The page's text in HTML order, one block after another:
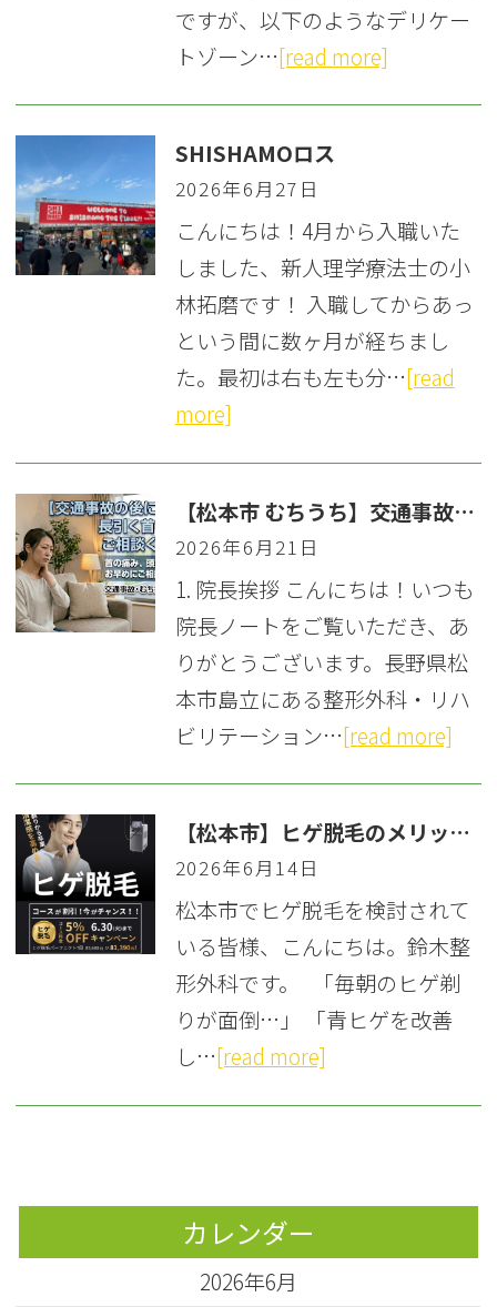
ですが、以下のようなデリケー
トゾーン…[read more]
SHISHAMOロス
2026年6月27日
こんにちは！4月から入職いた
しました、新人理学療法士の小
林拓磨です！ 入職してからあっ
という間に数ヶ月が経ちまし
た。最初は右も左も分…[read
more]
【松本市 むちうち】交通事故直後は無症状でも要注意！後遺症を防ぐ早期受診と自賠責保険のポイント
2026年6月21日
1. 院長挨拶 こんにちは！いつも
院長ノートをご覧いただき、あ
りがとうございます。長野県松
本市島立にある整形外科・リハ
ビリテーション…[read more]
【松本市】ヒゲ脱毛のメリットは？医療とエステの違いや「値段・回数・痛み」を徹底解説
2026年6月14日
松本市でヒゲ脱毛を検討されて
いる皆様、こんにちは。鈴木整
形外科です。 「毎朝のヒゲ剃
りが面倒…」 「青ヒゲを改善
し…[read more]
カレンダー
2026年6月